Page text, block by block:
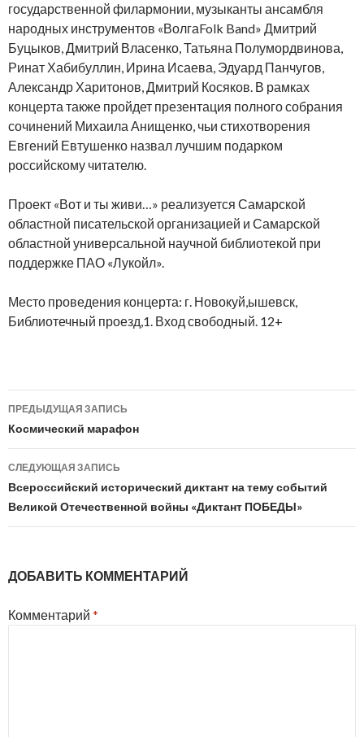
государственной филармонии, музыканты ансамбля
народных инструментов «ВолгаFolk Band» Дмитрий
Буцыков, Дмитрий Власенко, Татьяна Полумордвинова,
Ринат Хабибуллин, Ирина Исаева, Эдуард Панчугов,
Александр Харитонов, Дмитрий Косяков. В рамках
концерта также пройдет презентация полного собрания
сочинений Михаила Анищенко, чьи стихотворения
Евгений Евтушенко назвал лучшим подарком
российскому читателю.
Проект «Вот и ты живи…» реализуется Самарской
областной писательской организацией и Самарской
областной универсальной научной библиотекой при
поддержке ПАО «Лукойл».
Место проведения концерта: г. Новокуй,ышевск,
Библиотечный проезд,1. Вход свободный. 12+
Навигация
по
записям
ПРЕДЫДУЩАЯ ЗАПИСЬ
Космический марафон
СЛЕДУЮЩАЯ ЗАПИСЬ
Всероссийский исторический диктант на тему событий
Великой Отечественной войны «Диктант ПОБЕДЫ»
ДОБАВИТЬ КОММЕНТАРИЙ
Комментарий *